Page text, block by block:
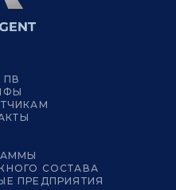
ПВ
СОСТАВА
ПРЕДПРИЯТИЯ